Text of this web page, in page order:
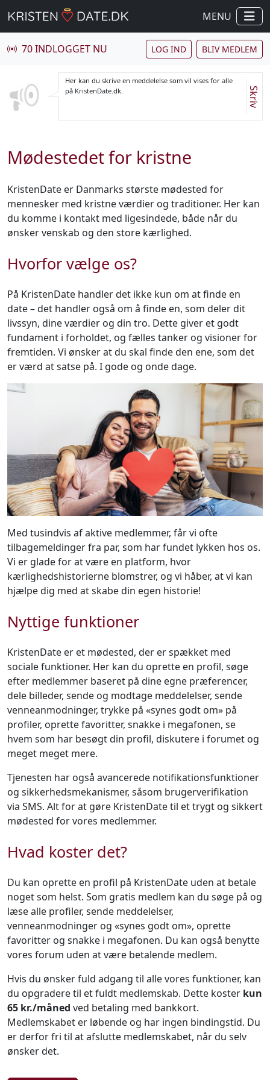
MENU
70 INDLOGGET NU LOG IND BLIV MEDLEM
Her kan du skrive en meddelelse som vil vises for alle
på KristenDate.dk.
Skriv
Mødestedet for kristne
KristenDate er Danmarks største mødested for
mennesker med kristne værdier og traditioner. Her kan
du komme i kontakt med ligesindede, både når du
ønsker venskab og den store kærlighed.
Hvorfor vælge os?
På KristenDate handler det ikke kun om at finde en
date – det handler også om å finde en, som deler dit
livssyn, dine værdier og din tro. Dette giver et godt
fundament i forholdet, og fælles tanker og visioner for
fremtiden. Vi ønsker at du skal finde den ene, som det
er værd at satse på. I gode og onde dage.
Med tusindvis af aktive medlemmer, får vi ofte
tilbagemeldinger fra par, som har fundet lykken hos os.
Vi er glade for at være en platform, hvor
kærlighedshistorierne blomstrer, og vi håber, at vi kan
hjælpe dig med at skabe din egen historie!
Nyttige funktioner
KristenDate er et mødested, der er spækket med
sociale funktioner. Her kan du oprette en profil, søge
efter medlemmer baseret på dine egne præferencer,
dele billeder, sende og modtage meddelelser, sende
venneanmodninger, trykke på «synes godt om» på
profiler, oprette favoritter, snakke i megafonen, se
hvem som har besøgt din profil, diskutere i forumet og
meget meget mere.
Tjenesten har også avancerede notifikationsfunktioner
og sikkerhedsmekanismer, såsom brugerverifikation
via SMS. Alt for at gøre KristenDate til et trygt og sikkert
mødested for vores medlemmer.
Hvad koster det?
Du kan oprette en profil på KristenDate uden at betale
noget som helst. Som gratis medlem kan du søge på og
læse alle profiler, sende meddelelser,
venneanmodninger og «synes godt om», oprette
favoritter og snakke i megafonen. Du kan også benytte
vores forum uden at være betalende medlem.
Hvis du ønsker fuld adgang til alle vores funktioner, kan
du opgradere til et fuldt medlemskab. Dette koster kun
65 kr./måned ved betaling med bankkort.
Medlemskabet er løbende og har ingen bindingstid. Du
er derfor fri til at afslutte medlemskabet, når du selv
ønsker det.